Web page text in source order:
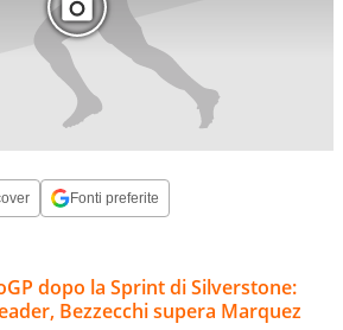
Fonti preferite
dopo la Sprint di Silverstone:
Bezzecchi supera Marquez